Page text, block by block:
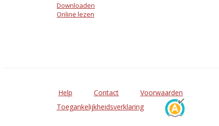
Downloaden
Online lezen
Help Contact
Voorwaarden
Toegankelijkheidsverklaring